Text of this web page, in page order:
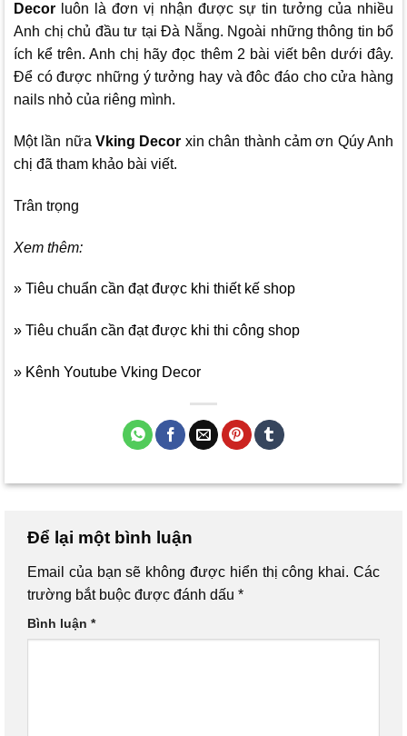
Decor luôn là đơn vị nhận được sự tin tưởng của nhiều
Anh chị chủ đầu tư tại Đà Nẵng. Ngoài những thông tin bổ
ích kể trên. Anh chị hãy đọc thêm 2 bài viết bên dưới đây.
Để có được những ý tưởng hay và đôc đáo cho cửa hàng
nails nhỏ của riêng mình.
Một lần nữaVking Decor xin chân thành cảm ơn Qúy Anh
chị đã tham khảo bài viết.
Trân trọng
Xem thêm:
» Tiêu chuẩn cần đạt được khi thiết kế shop
» Tiêu chuẩn cần đạt được khi thi công shop
» Kênh Youtube Vking Decor
Để lại một bình luận
Email của bạn sẽ không được hiển thị công khai. Các
trường bắt buộc được đánh dấu *
Bình luận *